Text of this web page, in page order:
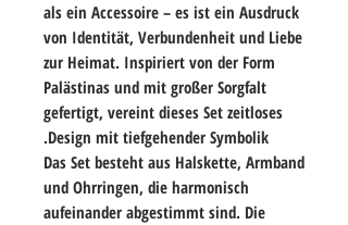
als ein Accessoire – es ist ein Ausdruck
von Identität, Verbundenheit und Liebe
zur Heimat. Inspiriert von der Form
Palästinas und mit großer Sorgfalt
gefertigt, vereint dieses Set zeitloses
Design mit tiefgehender Symbolik.
Das Set besteht aus Halskette, Armband
und Ohrringen, die harmonisch
aufeinander abgestimmt sind. Die